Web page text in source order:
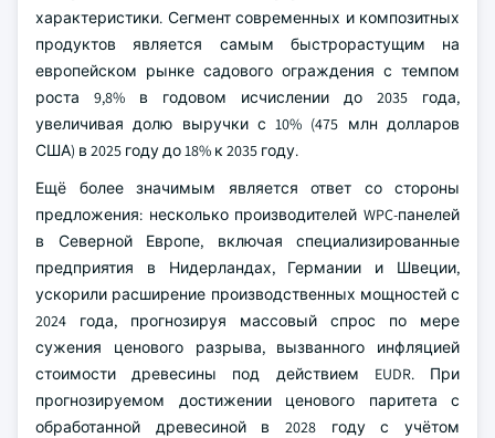
характеристики. Сегмент современных и композитных
продуктов является самым быстрорастущим на
европейском рынке садового ограждения с темпом
роста 9,8% в годовом исчислении до 2035 года,
увеличивая долю выручки с 10% (475 млн долларов
США) в 2025 году до 18% к 2035 году.
Ещё более значимым является ответ со стороны
предложения: несколько производителей WPC-панелей
в Северной Европе, включая специализированные
предприятия в Нидерландах, Германии и Швеции,
ускорили расширение производственных мощностей с
2024 года, прогнозируя массовый спрос по мере
сужения ценового разрыва, вызванного инфляцией
стоимости древесины под действием EUDR. При
прогнозируемом достижении ценового паритета с
обработанной древесиной в 2028 году с учётом